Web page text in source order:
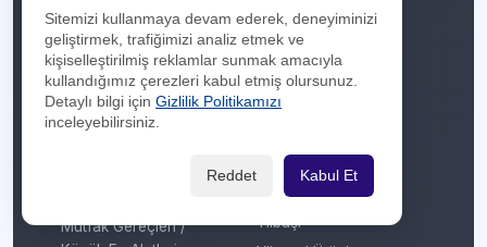
Kozmetik / Kişisel Bakım
Kripto Platformu
Kuru Temizleme
Kültür / Sanat
Market
Mutfak Gereçleri /
Takas
Taksit Atlat
Temassız Ödeme
Vergi Ödeme
Yarışma
Yılbaşı
Sitemizi kullanmaya devam ederek, deneyiminizi
geliştirmek, trafiğimizi analiz etmek ve
kişiselleştirilmiş reklamlar sunmak amacıyla
kullandığımız çerezleri kabul etmiş olursunuz.
Detaylı bilgi için Gizlilik Politikamızı
inceleyebilirsiniz.
Reddet Kabul Et